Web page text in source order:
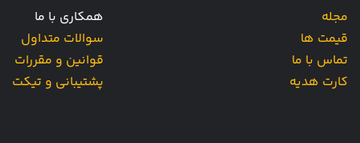
مجله
قیمت ها
تماس با ما
کارت هدیه
همکاری با ما
سوالات متداول
قوانین و مقررات
پشتیبانی و تیکت